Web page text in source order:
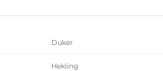
Duker
Hekling